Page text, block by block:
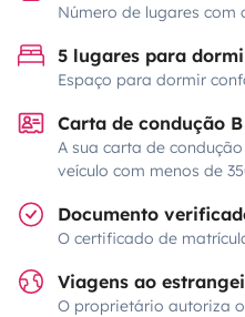
Número de lugares com
5 lugares para
Espaço para dormir
Carta de condução B
A sua carta de
veículo com menos de
Documento
O certificado de
Viagens ao
O proprietário autoriza